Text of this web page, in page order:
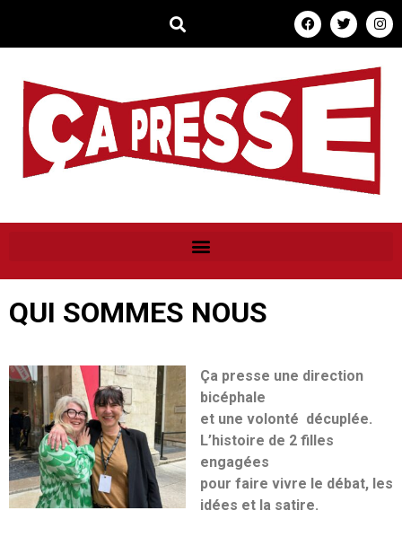
QUI SOMMES NOUS
Ça presse une direction
bicéphale
et une volonté décuplée.
L’histoire de 2 filles
engagées
pour faire vivre le débat, les
idées et la satire.